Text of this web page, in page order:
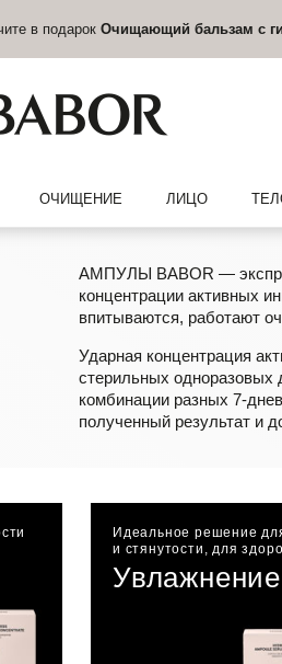
получите в подарок — мини
ОЧИЩЕНИЕ ЛИЦО
АМПУЛЫ BABOR —
концентрации активных
впитываются, работают
Ударная концентрация
стерильных одноразовых
комбинации разных 7-
полученный результат и
Идеальное решение
и стянутости, для
Увлажнение